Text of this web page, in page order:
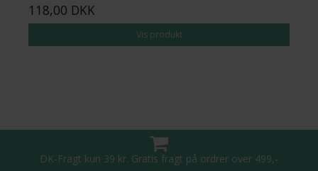
118,00 DKK
Vis produkt
DK-Fragt kun 39 kr. Gratis fragt på ordrer over 499,-